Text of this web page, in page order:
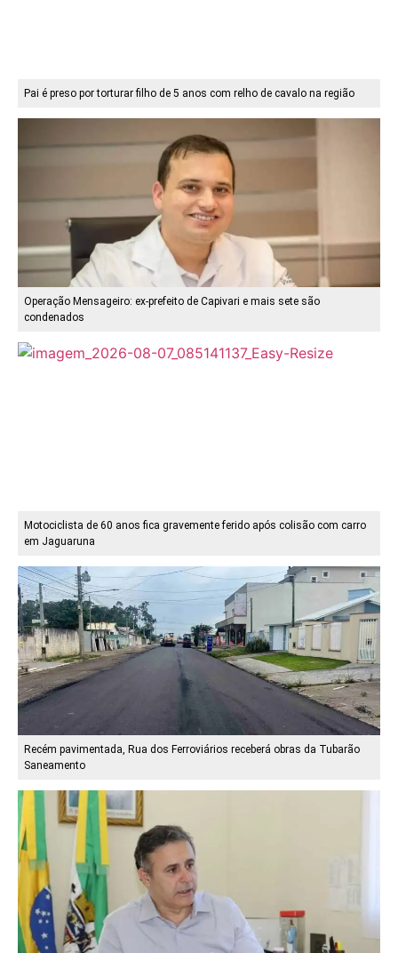
Pai é preso por torturar filho de 5 anos com relho de cavalo na região
Operação Mensageiro: ex-prefeito de Capivari e mais sete são
condenados
Motociclista de 60 anos fica gravemente ferido após colisão com carro
em Jaguaruna
Recém pavimentada, Rua dos Ferroviários receberá obras da Tubarão
Saneamento